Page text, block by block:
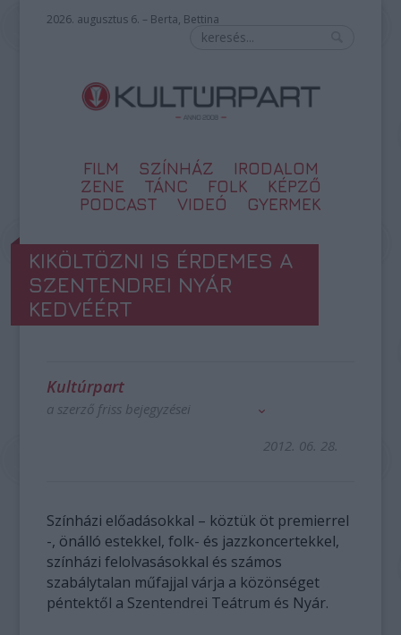
2026. augusztus 6. – Berta, Bettina
FILM SZÍNHÁZ
IRODALOM
ZENE
TÁNC FOLK
KÉPZŐ
PODCAST
VIDEÓ GYERMEK
KIKÖLTÖZNI IS ÉRDEMES A
SZENTENDREI NYÁR
KEDVÉÉRT
Kultúrpart
a szerző friss bejegyzései
2012. 06. 28.
Színházi előadásokkal – köztük öt premierrel
-, önálló estekkel, folk- és jazzkoncertekkel,
színházi felolvasásokkal és számos
szabálytalan műfajjal várja a közönséget
péntektől a Szentendrei Teátrum és Nyár.